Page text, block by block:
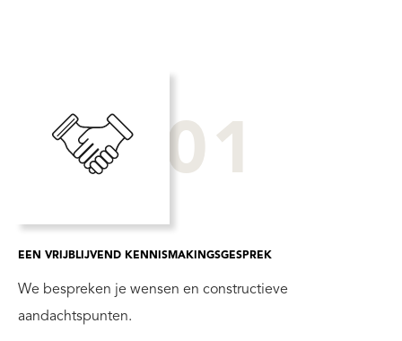
01
EEN VRIJBLIJVEND KENNISMAKINGSGESPREK
We bespreken je wensen en constructieve
aandachtspunten.